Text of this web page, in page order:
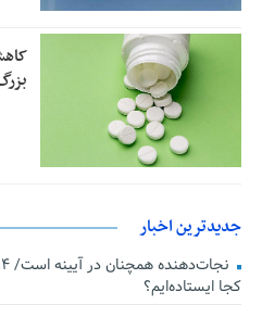
جدیدترین اخبار
کجا ایستاده‌ایم؟